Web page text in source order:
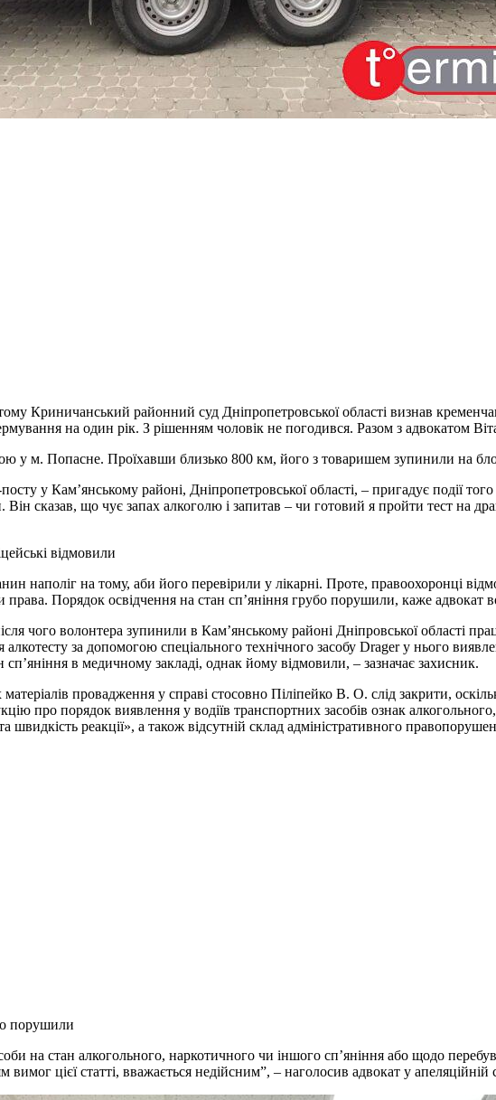
Криничанський районний суд Дніпропетровської області визнав
на один рік. З рішенням чоловік не погодився. Разом з адвокатом
у м. Попасне. Проїхавши близько 800 км, його з товаришем зупинили на
у Кам’янському районі, Дніпропетровської області, – пригадує події
сказав, що чує запах алкоголю і запитав – чи готовий я пройти тест на
відмовили
наполіг на тому, аби його перевірили у лікарні. Проте, правоохоронці
Порядок освідчення на стан сп’яніння грубо порушили, каже адвокат
чого волонтера зупинили в Кам’янському районі Дніпровської області
алкотесту за допомогою спеціального технічного засобу Drager у нього
в медичному закладі, однак йому відмовили, – зазначає захисник.
матеріалів провадження у справі стосовно Піліпейко В. О. слід закрити,
про порядок виявлення у водіїв транспортних засобів ознак
швидкість реакції», а також відсутній склад адміністративного
порушили
на стан алкогольного, наркотичного чи іншого сп’яніння або щодо
цієї статті, вважається недійсним”, – наголосив адвокат у апеляційній